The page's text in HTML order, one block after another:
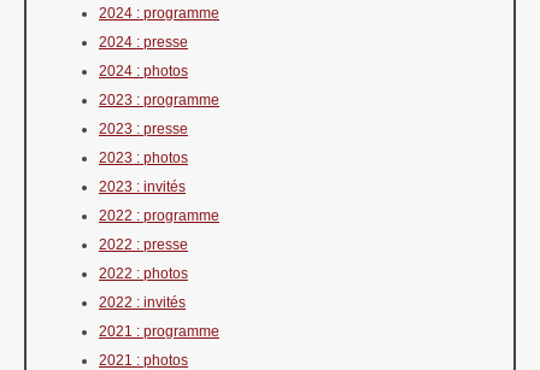
2024 : programme
2024 : presse
2024 : photos
2023 : programme
2023 : presse
2023 : photos
2023 : invités
2022 : programme
2022 : presse
2022 : photos
2022 : invités
2021 : programme
2021 : photos